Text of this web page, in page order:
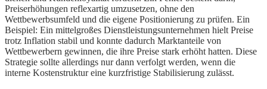
Preiserhöhungen reflexartig umzusetzen, ohne den
Wettbewerbsumfeld und die eigene Positionierung zu prüfen. Ein
Beispiel: Ein mittelgroßes Dienstleistungsunternehmen hielt Preise
trotz Inflation stabil und konnte dadurch Marktanteile von
Wettbewerbern gewinnen, die ihre Preise stark erhöht hatten. Diese
Strategie sollte allerdings nur dann verfolgt werden, wenn die
interne Kostenstruktur eine kurzfristige Stabilisierung zulässt.